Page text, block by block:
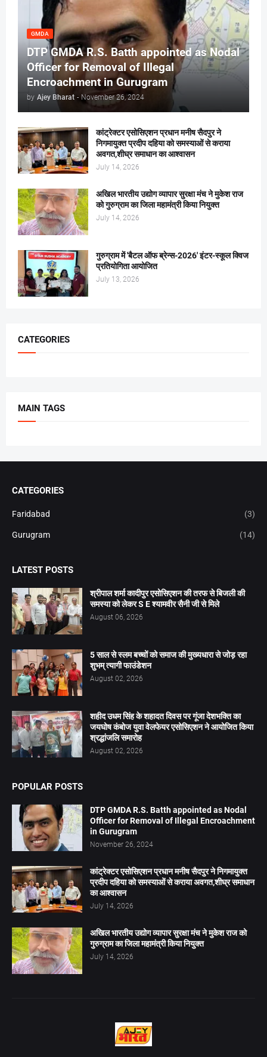
GMDA
DTP GMDA R.S. Batth appointed as Nodal
Officer for Removal of Illegal
Encroachment in Gurugram
by Ajey Bharat - November 26, 2024
कांट्रेक्टर एसोसिएशन प्रधान मनीष सैदपुर ने
निगमायुक्त प्रदीप दहिया को समस्याओं से कराया
अवगत,शीघ्र समाधान का आश्वासन
July 14, 2026
अखिल भारतीय उद्योग व्यापार सुरक्षा मंच ने मुकेश राज
को गुरुग्राम का जिला महामंत्री किया नियुक्त
July 14, 2026
गुरुग्राम में 'बैटल ऑफ ब्रेन्स-2026' इंटर-स्कूल क्विज
प्रतियोगिता आयोजित
July 13, 2026
CATEGORIES
MAIN TAGS
CATEGORIES
Faridabad (3)
Gurugram (14)
LATEST POSTS
श्रीपाल शर्मा कादीपुर एसोसिएशन की तरफ से बिजली की
समस्या को लेकर S E श्यामवीर सैनी जी से मिले
August 06, 2026
5 साल से स्लम बच्चों को समाज की मुख्यधारा से जोड़ रहा
शुभम् त्यागी फाउंडेशन
August 02, 2026
शहीद उधम सिंह के शहादत दिवस पर गूंजा देशभक्ति का
जयघोष कंबोज युवा वेलफेयर एसोसिएशन ने आयोजित किया
श्रद्धांजलि समारोह
August 02, 2026
POPULAR POSTS
DTP GMDA R.S. Batth appointed as Nodal
Officer for Removal of Illegal Encroachment
in Gurugram
November 26, 2024
कांट्रेक्टर एसोसिएशन प्रधान मनीष सैदपुर ने निगमायुक्त
प्रदीप दहिया को समस्याओं से कराया अवगत,शीघ्र समाधान
का आश्वासन
July 14, 2026
अखिल भारतीय उद्योग व्यापार सुरक्षा मंच ने मुकेश राज को
गुरुग्राम का जिला महामंत्री किया नियुक्त
July 14, 2026